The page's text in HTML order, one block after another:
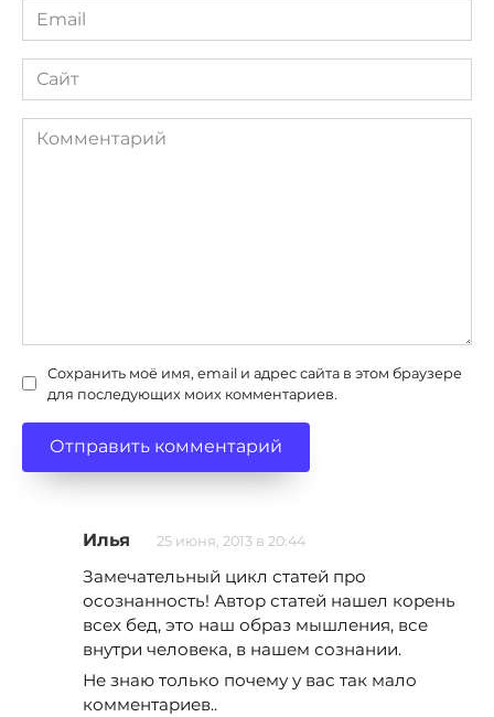
Email
*
Сайт
Комментарий
Сохранить моё имя, email и адрес сайта в этом браузере
для последующих моих комментариев.
Илья 25 июня, 2013 в 20:44
Замечательный цикл статей про
осознанность! Автор статей нашел корень
всех бед, это наш образ мышления, все
внутри человека, в нашем сознании.
Не знаю только почему у вас так мало
комментариев..